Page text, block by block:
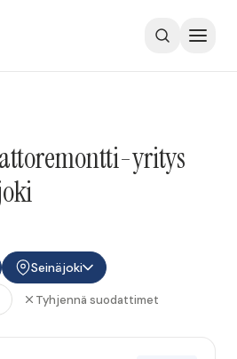
yritys
Seinäjoki
Tyhjennä suodattimet